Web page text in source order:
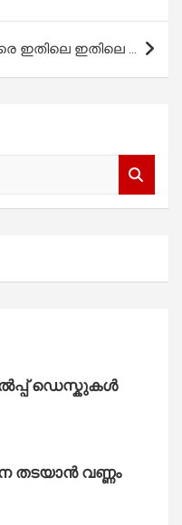
ഇതിലെ ഇതിലെ …
ഡെസ്കുകൾ
തടയാൻ വണ്ണം